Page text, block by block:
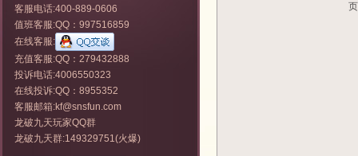
客服电话:400-889-0606
值班客服:QQ：997516859
在线客服:
充值客服:QQ：279432888
投诉电话:4006550323
在线投诉:QQ：8955352
客服邮箱:kf@snsfun.com
龙破九天玩家QQ群
龙破九天群:149329751(火爆)